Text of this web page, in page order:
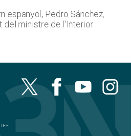
espanyol, Pedro Sánchez,
del ministre de l'Interior